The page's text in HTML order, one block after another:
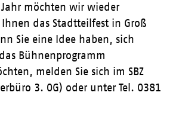
möchten wir wieder
das Stadtteilfest in Groß
Sie eine Idee haben, sich
Bühnenprogramm
melden Sie sich im SBZ
3. OG) oder unter Tel. 0381